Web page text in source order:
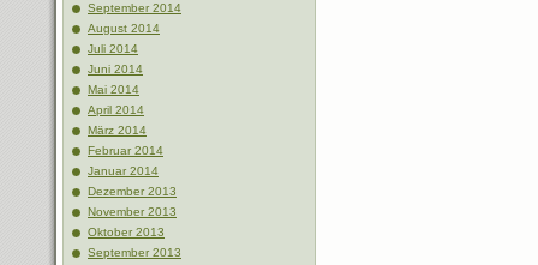
September 2014
August 2014
Juli 2014
Juni 2014
Mai 2014
April 2014
März 2014
Februar 2014
Januar 2014
Dezember 2013
November 2013
Oktober 2013
September 2013